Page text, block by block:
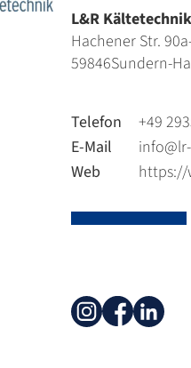
L&R
Hachener Str.
59846Sundern-
Telefon
+49
E-Mail
Web
https://